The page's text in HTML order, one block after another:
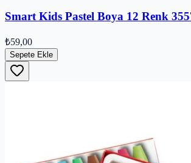
Smart Kids Pastel Boya 12 Renk
₺59,00
Sepete Ekle